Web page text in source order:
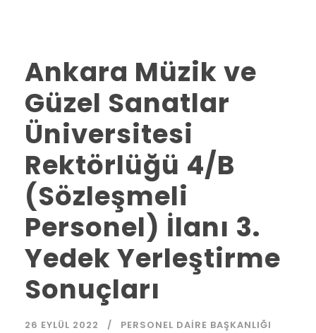
Ankara Müzik ve
Güzel Sanatlar
Üniversitesi
Rektörlüğü 4/B
(Sözleşmeli
Personel) İlanı 3.
Yedek Yerleştirme
Sonuçları
26 EYLÜL 2022 PERSONEL DAIRE BAŞKANLIĞI